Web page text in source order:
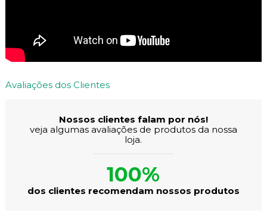
Avaliações dos Clientes
Nossos clientes falam por nós!
veja algumas avaliações de produtos da nossa
loja.
100%
dos clientes recomendam nossos produtos